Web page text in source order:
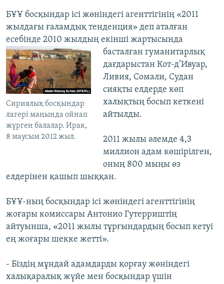
БҰҰ босқындар ісі жөніндегі агенттігінің «2011
жылдағы ғаламдық тенденция» деп аталған
есебінде 2010 жылдың екінші жартысында
басталған гуманитарлық
Сириялық босқындар
лагері маңында ойнап
жүрген балалар. Ирак,
8 маусым 2012 жыл.
дағдарыстан Кот-д’Ивуар,
Ливия, Сомали, Судан
сияқты елдерде көп
халықтың босып кеткені
айтылды.
2011 жылы әлемде 4,3
миллион адам көшірілген,
оның 800 мыңы өз
елдерінен қашып шыққан.
БҰҰ-ның босқындар ісі жөніндегі агенттігінің
жоғары комиссары Антонио Гутерриштің
айтуынша, «2011 жылы тұрғындардың босып кетуі
ең жоғары шекке жетті».
- Біздің мұндай адамдарды қорғау жөніндегі
халықаралық жүйе мен босқындар үшін